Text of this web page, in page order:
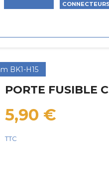
BK1-H15
PORTE FUSIBLE
5,90 €
TTC